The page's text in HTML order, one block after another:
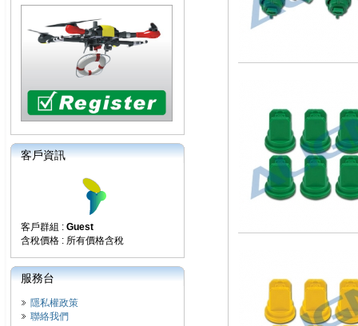
客戶資訊
客戶群組 : Guest
含稅價格 : 所有價格含稅
服務台
隱私權政策
聯絡我們